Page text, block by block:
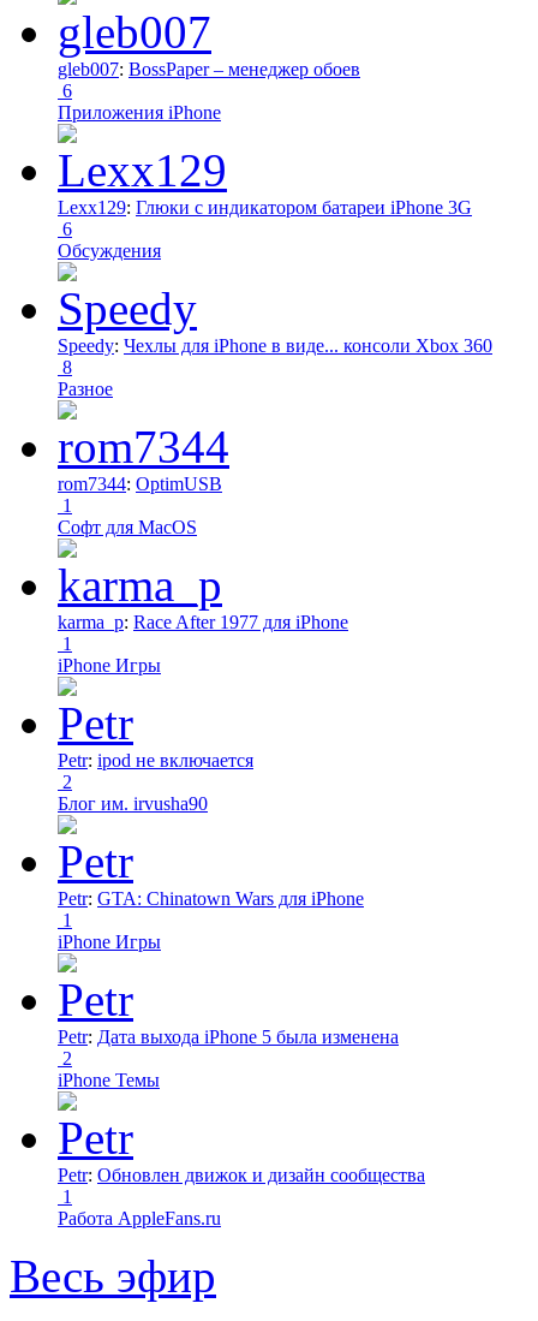
gleb007: BossPaper – менеджер обоев
6
Приложения iPhone
Lexx129: Глюки с индикатором батареи iPhone 3G
6
Обсуждения
Speedy: Чехлы для iPhone в виде... консоли Xbox 360
8
Разное
rom7344: OptimUSB
1
Софт для MacOS
karma_p: Race After 1977 для iPhone
1
iPhone Игры
Petr: ipod не включается
2
Блог им. irvusha90
Petr: GTA: Chinatown Wars для iPhone
1
iPhone Игры
Petr: Дата выхода iPhone 5 была изменена
2
iPhone Темы
Petr: Обновлен движок и дизайн сообщества
1
Работа AppleFans.ru
Весь эфир